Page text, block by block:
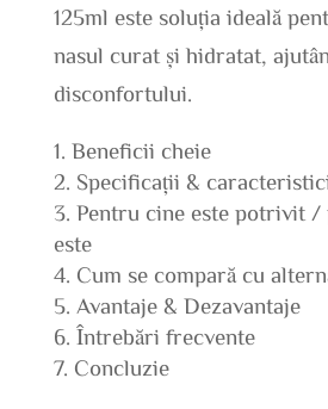
125ml este soluția ideală
nasul curat și hidratat,
disconfortului.
Beneficii cheie
Specificații &
Pentru cine este potrivit /
este
Cum se compară cu
Avantaje & Dezavantaje
Întrebări frecvente
Concluzie